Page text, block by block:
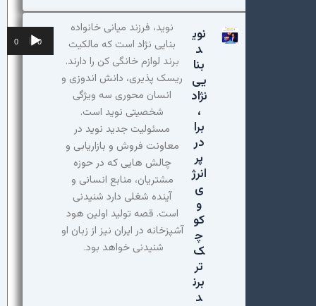
نوی
د
بنا
یی
نژاد
،
برا
در
پر
انرژ
ی
و
کو
چ
ک
تر
برن
د
نوید، فرزند میانی خانواده
بنایی نژاد است که مالکیت
برند لوازم خانگی کن را دارند.
ریسک پذیری، دانش اندوزی و
انسان محوری سه ویژگی
شخصیتی نوید است.
مسئولیت جدید نوید در
معاونت فروش و بازاریابی و
چالش هایی که در حوزه
مشتریان، منابع انسانی و
آینده شغلی دارد شنیدنی
است. قصه تولید اولین هود
آشپزخانه در ایران نیز از زبان او
شنیدنی خواهد بود.
پخش‌کننده
صوت
00:00
00:00